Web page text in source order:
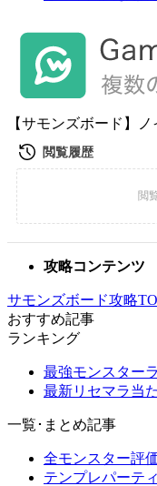
【サモンズボード】
攻略コンテンツ
サモンズボード攻略
おすすめ記事
ランキング
最強モンスター
最新リセマラ当
一覧･まとめ記事
全モンスター評
テンプレパーテ